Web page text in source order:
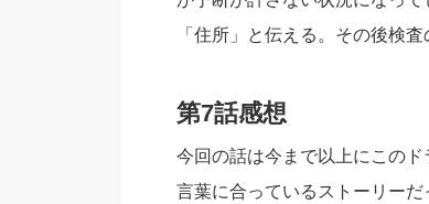
「住所」と伝える。その後検
第7話感想
今回の話は今まで以上にこの
言葉に合っているストーリー